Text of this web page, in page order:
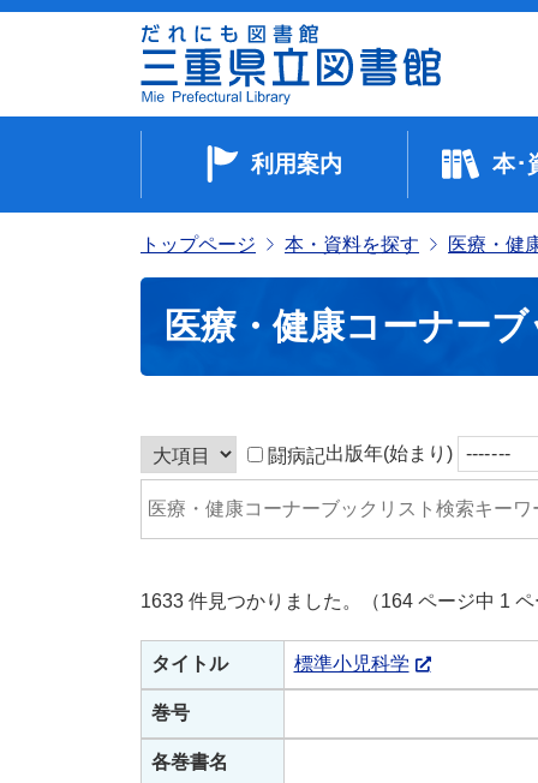
利用案内 本･
トップページ 本・資料を探す 医療・健
医療・健康コーナー
闘病記出版年(始まり)
1633 件見つかりました。（164 ページ中 1 ペ
タイトル 標準小児科学
巻号
各巻書名